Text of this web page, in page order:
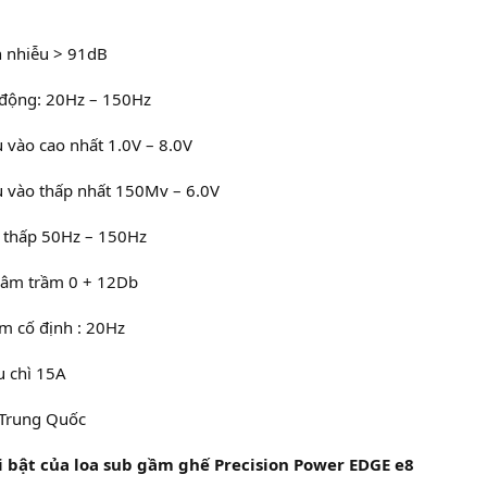
> 91dB
20Hz – 150Hz
cao nhất 1.0V – 8.0V
thấp nhất 150Mv – 6.0V
50Hz – 150Hz
trầm 0 + 12Db
cố định : 20Hz
chì 15A
Quốc
của loa sub gầm ghế Precision Power EDGE e8